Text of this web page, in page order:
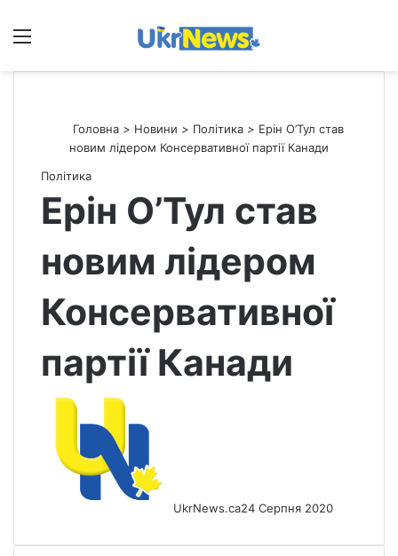
Меню
Головна > Новини > Політика > Ерін О’Тул став
новим лідером Консервативної партії Канади
Політика
Ерін О’Тул став
новим лідером
Консервативної
партії Канади
UkrNews.ca24 Серпня 2020